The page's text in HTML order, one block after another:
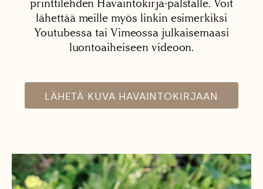
printtilehden Havaintokirja-palstalle. Voit
lähettää meille myös linkin esimerkiksi
Youtubessa tai Vimeossa julkaisemaasi
luontoaiheiseen videoon.
LÄHETÄ KUVA HAVAINTOKIRJAAN